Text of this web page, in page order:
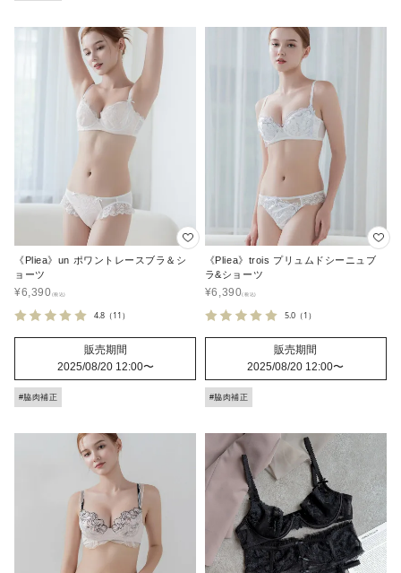
《Pliea》un ポワントレースブラ＆シ
ョーツ
¥6,390
4.8 （11）
販売期間
2025/08/20 12:00〜
#脇肉補正
《Pliea》trois プリュムドシーニュブ
ラ&ショーツ
¥6,390
5.0（1）
販売期間
2025/08/20 12:00〜
#脇肉補正